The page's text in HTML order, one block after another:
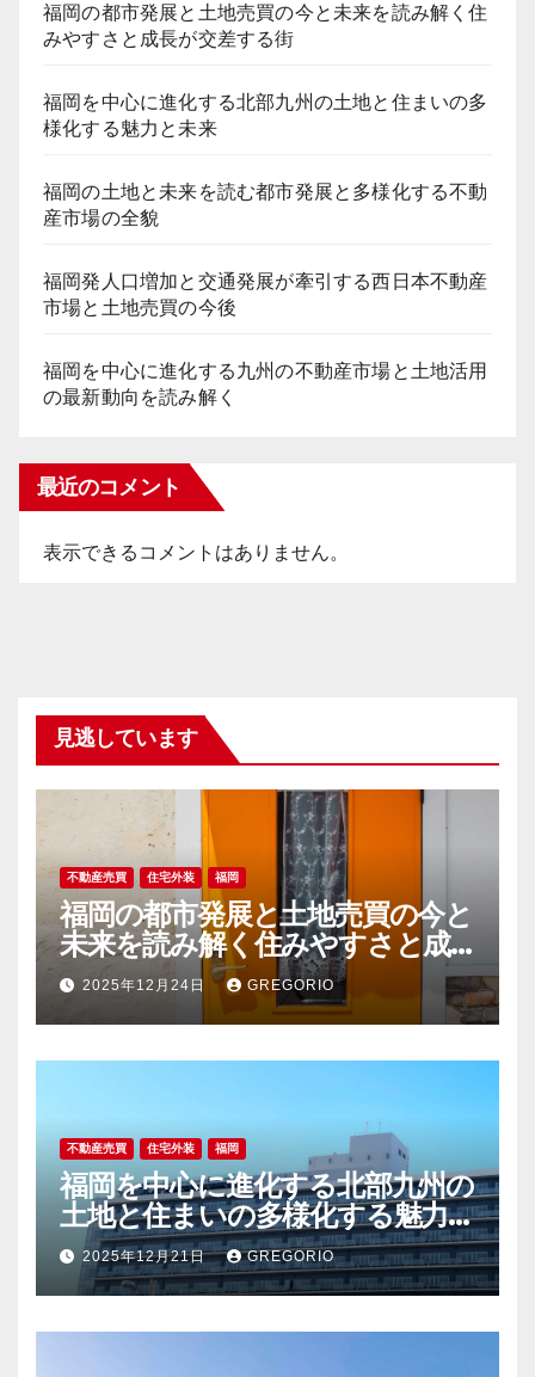
福岡の都市発展と土地売買の今と未来を読み解く住
みやすさと成長が交差する街
福岡を中心に進化する北部九州の土地と住まいの多
様化する魅力と未来
福岡の土地と未来を読む都市発展と多様化する不動
産市場の全貌
福岡発人口増加と交通発展が牽引する西日本不動産
市場と土地売買の今後
福岡を中心に進化する九州の不動産市場と土地活用
の最新動向を読み解く
最近のコメント
表示できるコメントはありません。
見逃しています
不動産売買 住宅外装 福岡
福岡の都市発展と土地売買の今と
未来を読み解く住みやすさと成
長が交差する街
2025年12月24日 GREGORIO
不動産売買 住宅外装 福岡
福岡を中心に進化する北部九州の
土地と住まいの多様化する魅力
と未来
2025年12月21日 GREGORIO